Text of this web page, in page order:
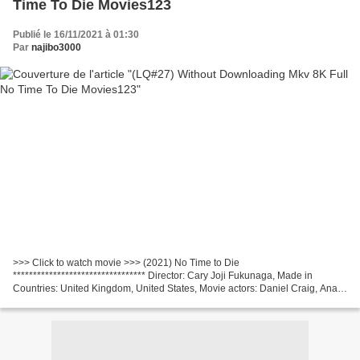
Time To Die Movies123
Publié le 16/11/2021 à 01:30
Par najibo3000
>>> Click to watch movie >>> (2021) No Time to Die
********************************* Director: Cary Joji Fukunaga, Made in
Countries: United Kingdom, United States, Movie actors: Daniel Craig, Ana